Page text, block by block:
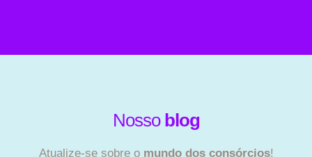
Nosso blog
Atualize-se sobre o mundo dos consórcios!